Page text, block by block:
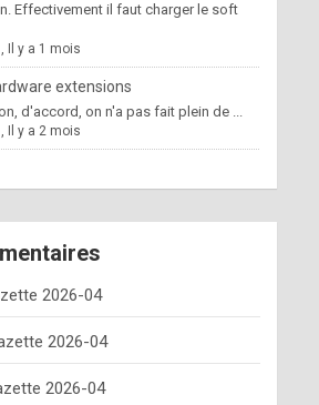
Effectivement il faut charger le soft
Il y a 1 mois
extensions
d'accord, on n'a pas fait plein de ...
Il y a 2 mois
2026-04
2026-04
2026-04